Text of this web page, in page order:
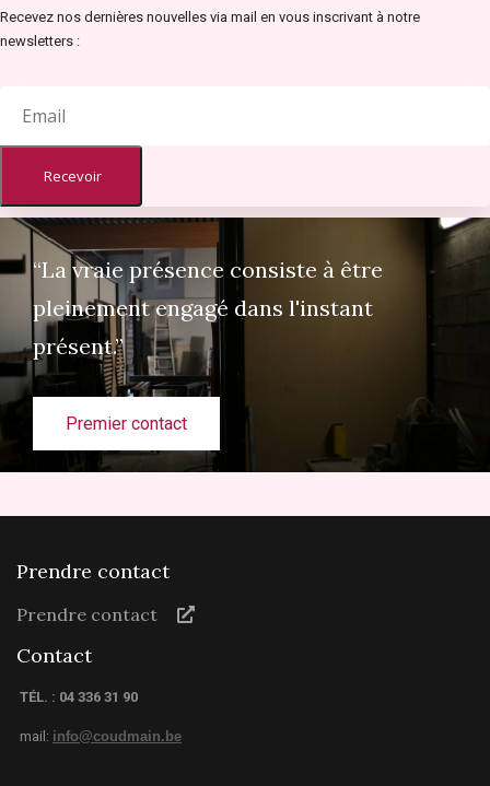
Recevez nos dernières nouvelles via mail en vous inscrivant à notre
newsletters :
Recevoir
“La vraie présence consiste à être
pleinement engagé dans l'instant
présent.”
Premier contact
Prendre contact
Prendre contact
Contact
TÉL. : 04 336 31 90
mail: info@coudmain.be